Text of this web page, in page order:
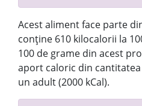
Acest aliment face parte
conține 610 kilocalorii la
100 de grame din acest
aport caloric din
un adult (2000 kCal).